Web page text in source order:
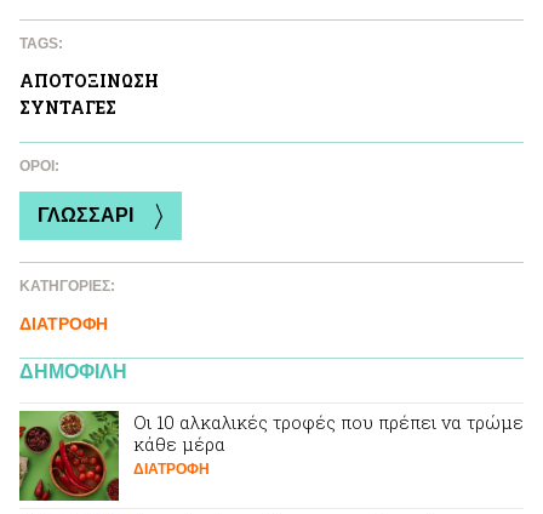
TAGS:
ΑΠΟΤΟΞΙΝΩΣΗ
ΣΥΝΤΑΓΕΣ
ΌΡΟΙ:
ΓΛΩΣΣΑΡΙ
ΚΑΤΗΓΟΡΙΕΣ:
ΔΙΑΤΡΟΦΗ
ΔΗΜΟΦΙΛΗ
Οι 10 αλκαλικές τροφές που πρέπει να τρώμε
κάθε μέρα
ΔΙΑΤΡΟΦΗ